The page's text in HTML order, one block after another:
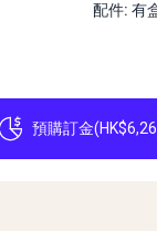
配件: 有
預購訂金(